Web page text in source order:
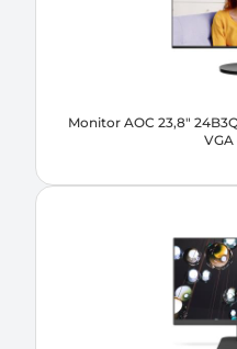
Monitor AOC 23,8"
VGA